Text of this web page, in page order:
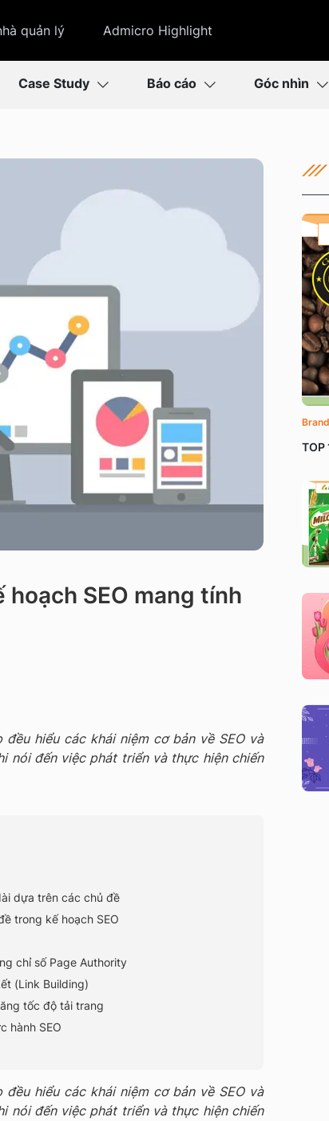
quản lý Admicro Highlight
Case Study Báo cáo Góc nhìn
SEO mang tính
hiểu các khái niệm cơ bản về SEO và
nói đến việc phát triển và thực hiện chiến
dựa trên các chủ đề
trong kế hoạch SEO
chỉ số Page Authority
(Link Building)
tốc độ tải trang
hành SEO
hiểu các khái niệm cơ bản về SEO và
nói đến việc phát triển và thực hiện chiến
TOP